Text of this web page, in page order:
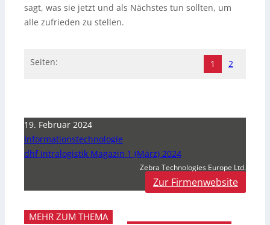
sagt, was sie jetzt und als Nächstes tun sollten, um
alle zufrieden zu stellen.
Seiten: 1 2
19. Februar 2024
Informationstechnologie
dhf Intralogistik Magazin 1 (März) 2024
Zebra Technologies Europe Ltd.
Zur Firmenwebsite
MEHR ZUM THEMA